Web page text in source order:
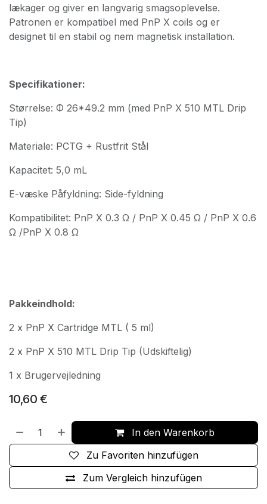
lækager og giver en langvarig smagsoplevelse.
Patronen er kompatibel med PnP X coils og er
designet til en stabil og nem magnetisk installation.
Specifikationer:
Størrelse: Φ 26*49.2 mm (med PnP X 510 MTL Drip
Tip)
Materiale: PCTG + Rustfrit Stål
Kapacitet: 5,0 mL
E-væske Påfyldning: Side-fyldning
Kompatibilitet: PnP X 0.3 Ω / PnP X 0.45 Ω / PnP X 0.6
Ω /PnP X 0.8 Ω
Pakkeindhold:
2 x PnP X Cartridge MTL ( 5 ml)
2 x PnP X 510 MTL Drip Tip (Udskiftelig)
1 x Brugervejledning
10,60 €
In den Warenkorb
Zum Vergleich hinzufügen
Zu Favoriten hinzufügen